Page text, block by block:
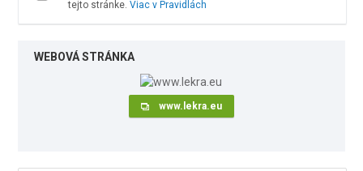
tejto stránke. Viac v Pravidlách
WEBOVÁ STRÁNKA
www.lekra.eu